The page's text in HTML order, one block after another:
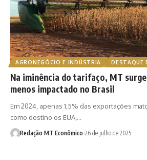
AGRONEGÓCIO E INDÚSTRIA DESTAQUE
Na iminência do tarifaço, MT
menos impactado no Brasil
Em 2024, apenas 1,5% das exportações
como destino os EUA,…
Redação MT Econômico 26 de julho de 2025